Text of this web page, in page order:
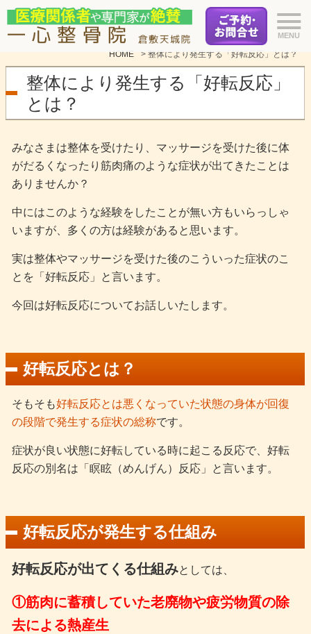
HOME >整体により発生する「好転反応」とは？
整体により発生する「好転反応」
とは？
みなさまは整体を受けたり、マッサージを受けた後に体
がだるくなったり筋肉痛のような症状が出てきたことは
ありませんか？
中にはこのような経験をしたことが無い方もいらっしゃ
いますが、多くの方は経験があると思います。
実は整体やマッサージを受けた後のこういった症状のこ
とを「好転反応」と言います。
今回は好転反応についてお話しいたします。
好転反応とは？
そもそも好転反応とは悪くなっていた状態の身体が回復
の段階で発生する症状の総称です。
症状が良い状態に好転している時に起こる反応で、好転
反応の別名は「瞑眩（めんげん）反応」と言います。
好転反応が発生する仕組み
好転反応が出てくる仕組みとしては、
①筋肉に蓄積していた老廃物や疲労物質の除
去による熱産生